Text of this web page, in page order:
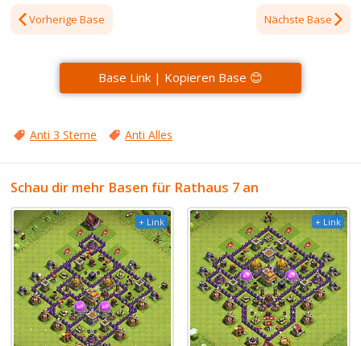
Vorherige Base Nächste Base
Base Link | Kopieren Base 😊
Anti 3 Sterne Anti Alles
Schau dir mehr Basen für Rathaus 7 an
+ Link + Link